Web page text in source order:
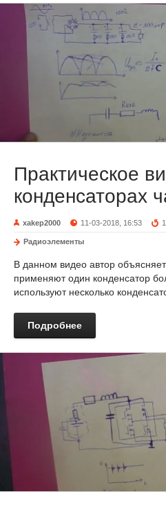
Практическое
конденсаторах
xakep2000 11-03-2018, 16:53 1
Радиоэлементы
В данном видео автор
применяют один конденсатор
используют несколько
Подробнее